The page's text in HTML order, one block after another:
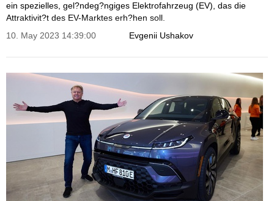
ein spezielles, gel?ndeg?ngiges Elektrofahrzeug (EV), das die
Attraktivit?t des EV-Marktes erh?hen soll.
Evgenii Ushakov
10. May 2023 14:39:00